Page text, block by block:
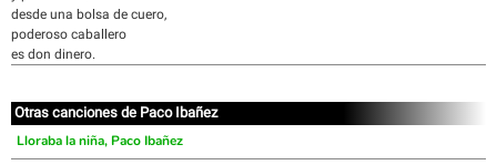
desde una bolsa de cuero,
poderoso caballero
es don dinero.
Otras canciones de Paco Ibañez
Lloraba la niña, Paco Ibañez